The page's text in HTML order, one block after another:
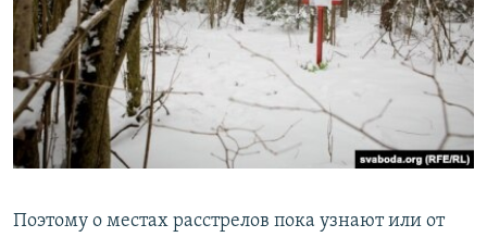
Поэтому о местах расстрелов пока узнают или от